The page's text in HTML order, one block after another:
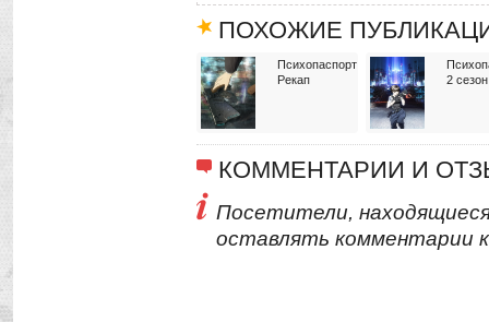
ПОХОЖИЕ
Психопаспорт
Рекап
2 сезон
КОММЕНТАРИИ И
Посетители,
оставлять комментарии